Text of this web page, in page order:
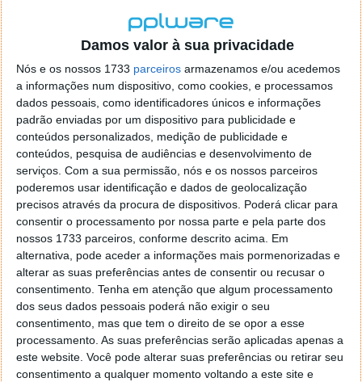
Damos valor à sua privacidade
Nós e os nossos 1733 parceiros armazenamos e/ou acedemos
a informações num dispositivo, como cookies, e processamos
dados pessoais, como identificadores únicos e informações
padrão enviadas por um dispositivo para publicidade e
conteúdos personalizados, medição de publicidade e
conteúdos, pesquisa de audiências e desenvolvimento de
serviços. Com a sua permissão, nós e os nossos parceiros
poderemos usar identificação e dados de geolocalização
precisos através da procura de dispositivos. Poderá clicar para
consentir o processamento por nossa parte e pela parte dos
nossos 1733 parceiros, conforme descrito acima. Em
alternativa, pode aceder a informações mais pormenorizadas e
alterar as suas preferências antes de consentir ou recusar o
consentimento. Tenha em atenção que algum processamento
dos seus dados pessoais poderá não exigir o seu
consentimento, mas que tem o direito de se opor a esse
processamento. As suas preferências serão aplicadas apenas a
este website. Você pode alterar suas preferências ou retirar seu
consentimento a qualquer momento voltando a este site e
o firefox como browser predefenido
de control tudo e nada. Tou a comecar a desesperar, ate ja
tentei apagar o explorer na tentativa de forçar o uso do
firefox mas em vao. Kaso te lembres de outra dica fico
agradecido, caso contrario obrigado a mesma
Responder
Vítor M.
7 de Novembro de 2005 às 01:39
@Reporter
Desculpa mas o link funciona. Seja como for segue por mail
o MSn Messenger 8.
Responder
Vítor M.
7 de Novembro de 2005 às 11:21
@Rui
Tens de encontrar o que te falei. Faz da seguinte maneira,
janela iniciar e no topo dessa janela com o botão direito do
rato faz propriedades. Depois no separador Menu ‘Iniciar’
clica no botão ‘Personalizar’ aí encontrarás no separador
geral a opção para escolheres o Browser com que queres